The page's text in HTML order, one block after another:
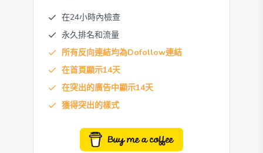
在24小時內檢查
永久排名和流量
所有反向連結均為Dofollow連結
在首頁顯示14天
在突出的廣告中顯示14天
獲得突出的樣式